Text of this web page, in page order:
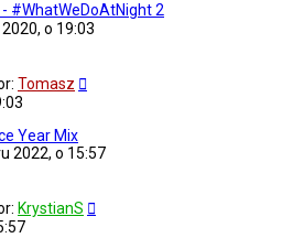
#WhatWeDoAtNight 2
o 19:03
Tomasz
Year Mix
2022, o 15:57
KrystianS